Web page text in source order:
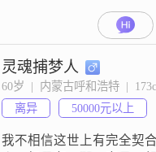
在鄂尔多斯工作，月收入
到12000元之间。我的性格
稳重可靠，平时做事很有
对待事情也很有耐心，性格
比较容易相处。在相处中，
包容理解，也愿意和对方共
长。同时，我也在追求事业
功，希望能在工作上有更
灵魂捕梦人
60岁  |  内蒙古呼和浩特  |
离异
50000元以上
我不相信这世上有完全契